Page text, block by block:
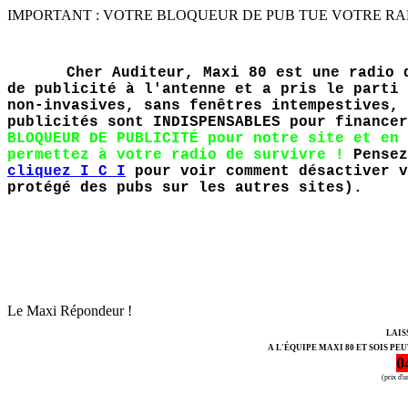
IMPORTANT : VOTRE BLOQUEUR DE PUB TUE VOTRE
Cher Auditeur, Maxi 80 est une
de publicité à l'antenne et a pris le parti
non-invasives, sans fenêtres intempestives,
publicités sont INDISPENSABLES pour
BLOQUEUR DE PUBLICITÉ pour notre site
permettez à votre radio de survivre !
cliquez I C I pour voir comment désactiver
protégé des pubs sur les autres sites).
Le Maxi Répondeur !
A L'ÉQUIPE MAXI 80 ET SOIS
(prix